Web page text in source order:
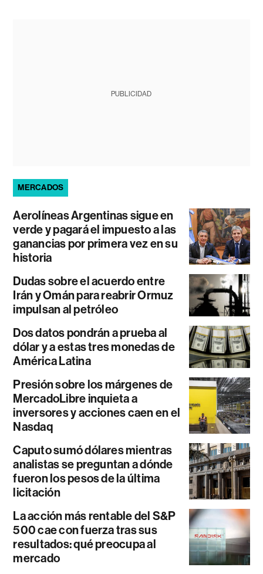
PUBLICIDAD
MERCADOS
Aerolíneas Argentinas sigue en
verde y pagará el impuesto a las
ganancias por primera vez en su
historia
Dudas sobre el acuerdo entre
Irán y Omán para reabrir Ormuz
impulsan al petróleo
Dos datos pondrán a prueba al
dólar y a estas tres monedas de
América Latina
Presión sobre los márgenes de
MercadoLibre inquieta a
inversores y acciones caen en el
Nasdaq
Caputo sumó dólares mientras
analistas se preguntan a dónde
fueron los pesos de la última
licitación
La acción más rentable del S&P
500 cae con fuerza tras sus
resultados: qué preocupa al
mercado